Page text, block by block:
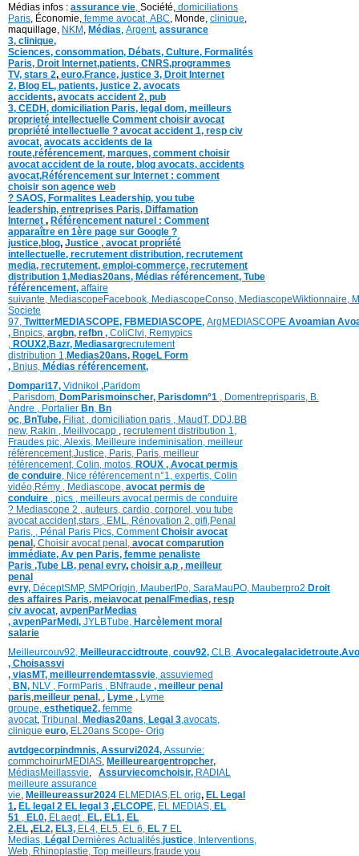
Médias infos : assurance vie Société, domiciliations
Paris , Économie, femme avocat, ABC , Monde, clinique
maquillage, NKM Médias Argent, assurance
3, clinique,
Sciences, consommation, Débats, Culture, Formalités
Paris, Droit Internet,patients, CNRS,programmes
TV, stars 2, euro,France, justice 3, Droit Internet
2, Blog EL, patients, justice 2, avocats
accidents, avocats accident 2, pub
3, CEDH, domiciliation Paris, legal dom, meilleurs
proprieté intellectuelle Comment choisir avocat
propriété intellectuelle ? avocat accident 1, resp civ
avocat avocats accidents de la
route,référencement, marques, comment choisir
avocat accident de la route, blog avocats, accidents
avocat,Référencement sur Internet : comment
choisir son agence web
? SAOS, Formalites Leadership, you tube
leadership, entreprises Paris, Diffamation
Internet , Référencement naturel : Comment
apparaître en 1ère page sur Google ?
justice,blog, Justice , avocat propriété
intellectuelle, recrutement distribution, recrutement
media, recrutement, emploi-commerce, recrutement
distribution 1,Medias20ans, Médias référencement, Tube
référencement, affaire
suivante, MediascopeFacebook, MediascopeConso, MediascopeWiktionnaire,
Societe
97, TwitterMEDIASCOPE, FBMEDIASCOPE ArgMEDIASCOPE Avoamian
, Bnpics, argbn, refbn , ColiCIvi, Remypics
ROUX2,Bazr, Mediasargrecrutement
distribution 1, Medias20ans, RogeL Form
, Bnjus, Médias référencement,
Dompari17, Vidnikol ,Paridom
Parisdom, DomParismoinscher, Parisdomn°1 Domentreprisparis, B.
Andre , Portalier Bn Bn
oc BnTube, Filiat, domiciliation paris MaudT, DDJ, BB
new, Rakin , Meillvocapp recrutement distribution 1,
Fraudes pic, Alexis Meilleure indeminisation meilleur
référencement,Justice Paris, Paris, meilleur
référencement, Colin motos, ROUX , Avocat permis
de conduire Nice référencement n°1, expertis, Colin
vidéo, Rémy Mediascope, avocat permis de
conduire
pics
meilleurs avocat permis de conduire
? Mediascope 2 , auteurs, cardio, corporel, you tube
avocat accident,stars EML, Rénovation 2 gifi, Penal
Paris,
Pénal Paris Pics, CommentChoisir avocat
penal, Choisir avocat penal, avocat comparution
immédiate, Av pen Paris, femme penaliste
Paris ,Tube LB, penal evry, choisir a.p , meilleur
penal
evry, DéceptSMP, SMPOrigin, MaubertPo, SaraMauPO, Mauberpro2 Droit
des affaires Paris, meiavocat penalFmedias, resp
civ avocat avpenParMedias
, avpenParMedi, JYLBTube, Harcèlement moral
salarie
Meilleurcouv92, Meilleuraccidtroute couv92, CLB, Avocalegalacidetroute,
, Choisassvi
, viasMT, meilleurrendemtassvie assuviemed
BN, NLV , FormParis , BNfraude , meilleur penal
paris meilleur penal, Lyme , Lyme
groupe, esthetique2, femme
avocat, Tribunal, Medias20ans Legal 3 avocats,
clinique euro, EL20ans Scope- Orig
avtdgecorpindmnis, Assurvi2024, Assurvie:
commchoirurMEDIAS Meilleureargentropcher,
MédiasMeillassvie Assurviecomchoisir, RADIAL
meilleure assurance
vie Meilleureassur2024 ELMEDIAS, EL orig, EL Legal
1, EL legal 2 EL legal 3 ,ELCOPE EL MEDIAS, EL
51
EL0, ELaegt , EL, EL1, EL
2,EL ,EL2, EL3, EL4, EL5, EL 6, EL 7 EL
Medias, Légal Dernières Actualités, justice Interventions,
Web, Rhinoplastie Top meilleurs fraude you